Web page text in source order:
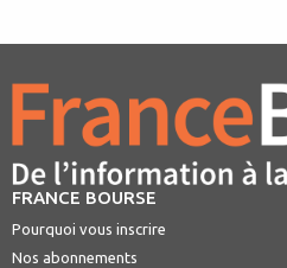
FRANCE BOURSE
Pourquoi vous inscrire
Nos abonnements